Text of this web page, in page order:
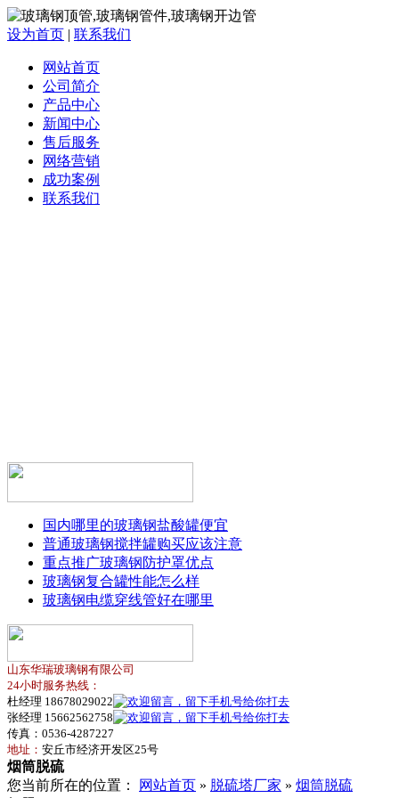
设为首页 | 联系我们
网站首页
公司简介
产品中心
新闻中心
售后服务
网络营销
成功案例
联系我们
国内哪里的玻璃钢盐酸罐便宜
普通玻璃钢搅拌罐购买应该注意
重点推广玻璃钢防护罩优点
玻璃钢复合罐性能怎么样
玻璃钢电缆穿线管好在哪里
山东华瑞玻璃钢有限公司
24小时服务热线：
杜经理 18678029022
张经理 15662562758
传真：0536-4287227
地址： 安丘市经济开发区25号
烟筒脱硫
您当前所在的位置：
网站首页 » 脱硫塔厂家 » 烟筒脱硫